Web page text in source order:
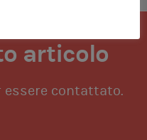
articolo
contattato.